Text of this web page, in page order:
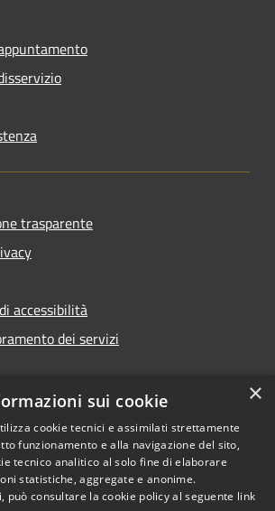
trasparente
accessibilità
dei servizi
Copyright © 2026 • Comune di
Treviglio • Powered by
Municipium•Accesso
redazione
×
sui cookie
cookie tecnici e assimilati strettamente
funzionamento e alla navigazione del sito,
tecnico analitico al solo fine di elaborare
statistiche, aggregate e anonime.
può consultare la cookie policy al seguente link